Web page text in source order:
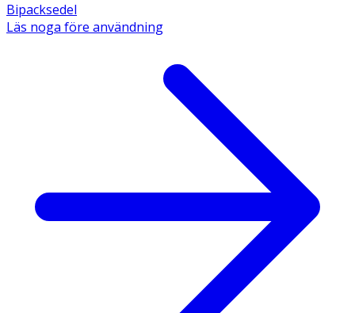
Bipacksedel
Läs noga före användning